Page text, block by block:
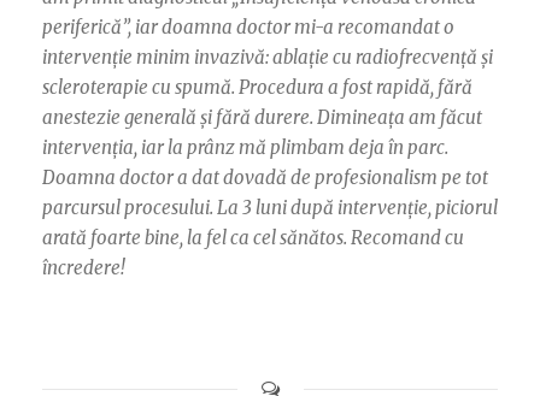
periferică”, iar doamna doctor mi-a recomandat o
intervenție minim invazivă: ablație cu radiofrecvență și
scleroterapie cu spumă. Procedura a fost rapidă, fără
anestezie generală și fără durere. Dimineața am făcut
intervenția, iar la prânz mă plimbam deja în parc.
Doamna doctor a dat dovadă de profesionalism pe tot
parcursul procesului. La 3 luni după intervenție, piciorul
arată foarte bine, la fel ca cel sănătos. Recomand cu
încredere!